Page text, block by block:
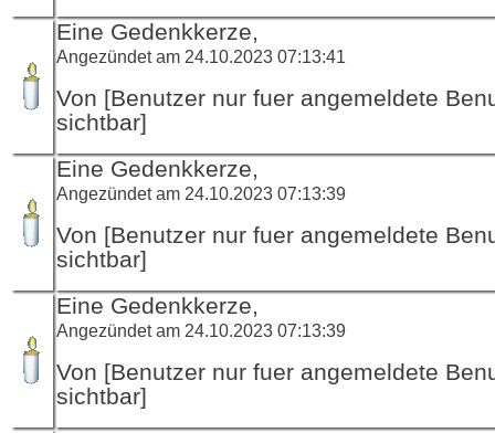
Eine Gedenkkerze,
Angezündet am 24.10.2023 07:13:41
Von [Benutzer nur fuer angemeldete
sichtbar]
Eine Gedenkkerze,
Angezündet am 24.10.2023 07:13:39
Von [Benutzer nur fuer angemeldete
sichtbar]
Eine Gedenkkerze,
Angezündet am 24.10.2023 07:13:39
Von [Benutzer nur fuer angemeldete
sichtbar]